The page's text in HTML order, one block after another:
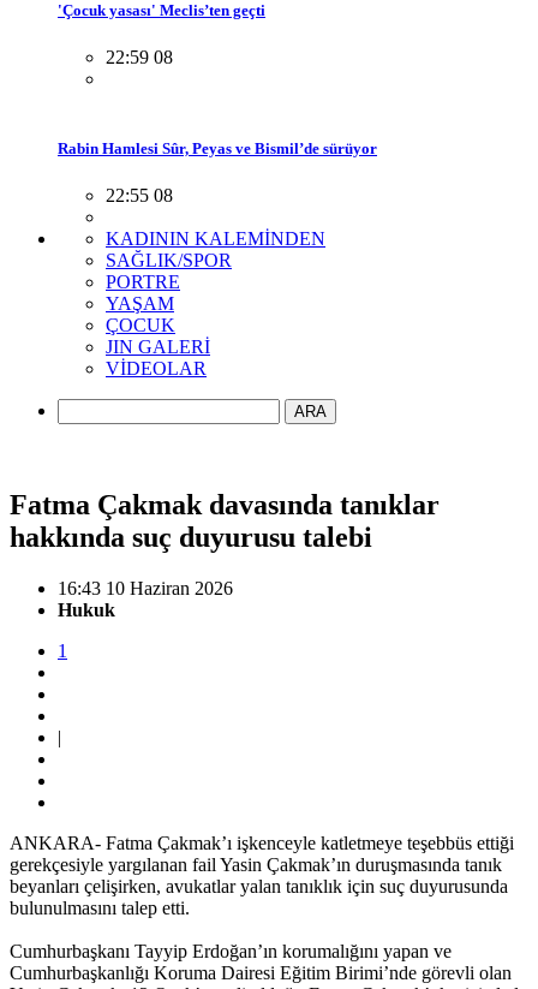
'Çocuk yasası' Meclis’ten geçti
22:59 08
Rabin Hamlesi Sûr, Peyas ve Bismil’de sürüyor
22:55 08
KADININ KALEMİNDEN
SAĞLIK/SPOR
PORTRE
YAŞAM
ÇOCUK
JIN GALERİ
VİDEOLAR
ARA
Fatma Çakmak davasında tanıklar
hakkında suç duyurusu talebi
16:43 10 Haziran 2026
Hukuk
1
|
ANKARA- Fatma Çakmak’ı işkenceyle katletmeye teşebbüs ettiği
gerekçesiyle yargılanan fail Yasin Çakmak’ın duruşmasında tanık
beyanları çelişirken, avukatlar yalan tanıklık için suç duyurusunda
bulunulmasını talep etti.
Cumhurbaşkanı Tayyip Erdoğan’ın korumalığını yapan ve
Cumhurbaşkanlığı Koruma Dairesi Eğitim Birimi’nde görevli olan